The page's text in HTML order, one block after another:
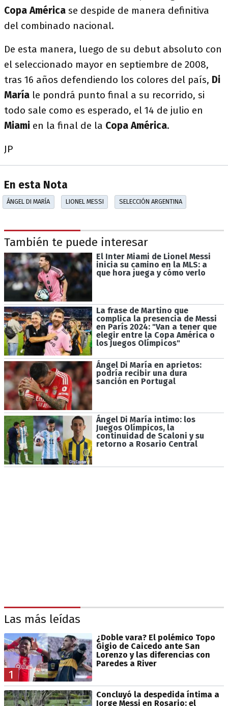
Copa América se despide de manera definitiva
del combinado nacional.
De esta manera, luego de su debut absoluto con
el seleccionado mayor en septiembre de 2008,
tras 16 años defendiendo los colores del país, Di
María le pondrá punto final a su recorrido, si
todo sale como es esperado, el 14 de julio en
Miami en la final de la Copa América.
JP
En esta Nota
ÁNGEL DI MARÍA LIONEL MESSI SELECCIÓN ARGENTINA
También te puede interesar
El Inter Miami de Lionel Messi
inicia su camino en la MLS: a
que hora juega y cómo verlo
La frase de Martino que
complica la presencia de Messi
en París 2024: "Van a tener que
elegir entre la Copa América o
los Juegos Olímpicos"
Ángel Di María en aprietos:
podría recibir una dura
sanción en Portugal
Ángel Di María intimo: los
Juegos Olímpicos, la
continuidad de Scaloni y su
retorno a Rosario Central
Las más leídas
1
¿Doble vara? El polémico Topo
Gigio de Caicedo ante San
Lorenzo y las diferencias con
Paredes a River
Concluyó la despedida íntima a
Jorge Messi en Rosario: el